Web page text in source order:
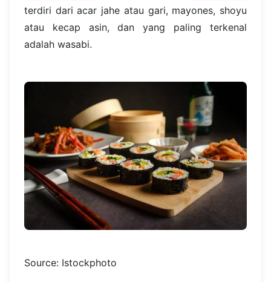
terdiri dari acar jahe atau gari, mayones, shoyu
atau kecap asin, dan yang paling terkenal
adalah wasabi.
Source: Istockphoto